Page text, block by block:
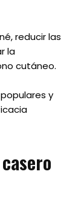
reducir las
la
cutáneo.
y